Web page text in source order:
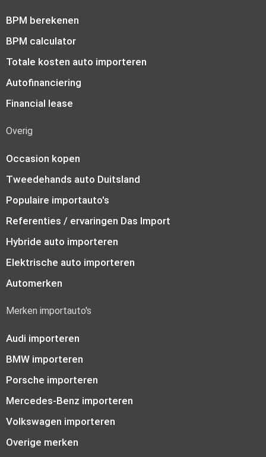
BPM berekenen
BPM calculator
Totale kosten auto importeren
Autofinanciering
Financial lease
Overig
Occasion kopen
Tweedehands auto Duitsland
Populaire importauto's
Referenties / ervaringen Das Import
Hybride auto importeren
Elektrische auto importeren
Automerken
Merken importauto's
Audi importeren
BMW importeren
Porsche importeren
Mercedes-Benz importeren
Volkswagen importeren
Overige merken